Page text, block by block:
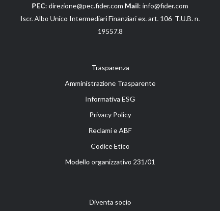
PEC: direzione@pec.fider.comMail: info@fider.com
Iscr. Albo Unico Intermediari Finanziari ex. art. 106 T.U.B. n.
19557.8
Trasparenza
Amministrazione Trasparente
Informativa ESG
Privacy Policy
Reclami e ABF
Codice Etico
Modello organizzativo 231/01
Diventa socio